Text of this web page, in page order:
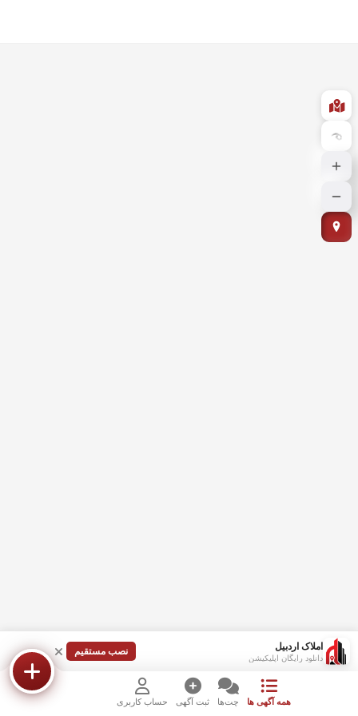
املاک اردبیل
دانلود رایگان اپلیکیشن
نصب مستقیم
همه آگهی ها چت‌ها ثبت آگهی حساب کاربری